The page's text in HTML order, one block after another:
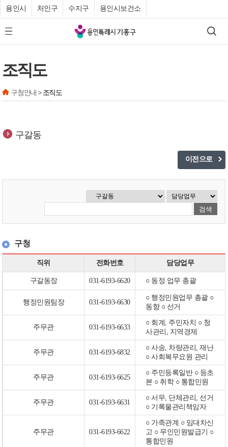
용인시 처인구 수지구 용인시보건소
모바일 메뉴 버튼
기
흥
검색
조직도
구청안내 >조직도
구갈동
이전으로